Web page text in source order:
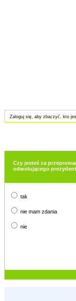
Zaloguj się, aby zbaczyć, kto
Czy jesteś za
odwołującego
tak
nie mam zdania
nie